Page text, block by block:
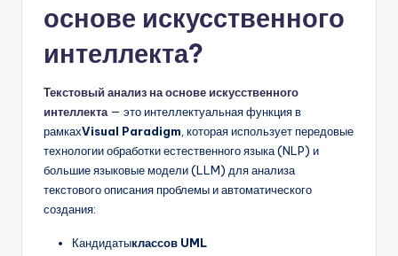
основе искусственного
интеллекта?
Текстовый анализ на основе искусственного
интеллекта — это интеллектуальная функция в
рамкахVisual Paradigm , которая использует передовые
технологии обработки естественного языка (NLP) и
большие языковые модели (LLM) для анализа
текстового описания проблемы и автоматического
создания:
Кандидатыклассов UML